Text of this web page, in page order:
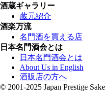
酒蔵ギャラリー
蔵元紹介
酒楽万流
名門酒を買える店
日本名門酒会とは
日本名門酒会とは
About Us in English
酒販店の方へ
© 2001-2025 Japan Prestige